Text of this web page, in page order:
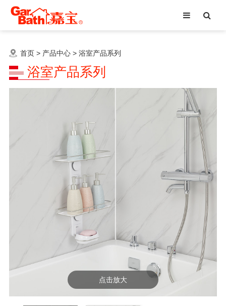
首页> 产品中心> 浴室产品系列
浴室产品系列
点击放大